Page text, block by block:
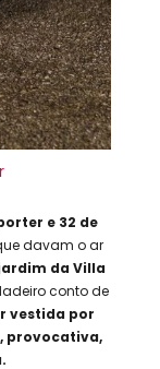
e 32 de
davam o ar
da Villa
conto de
vestida por
provocativa,